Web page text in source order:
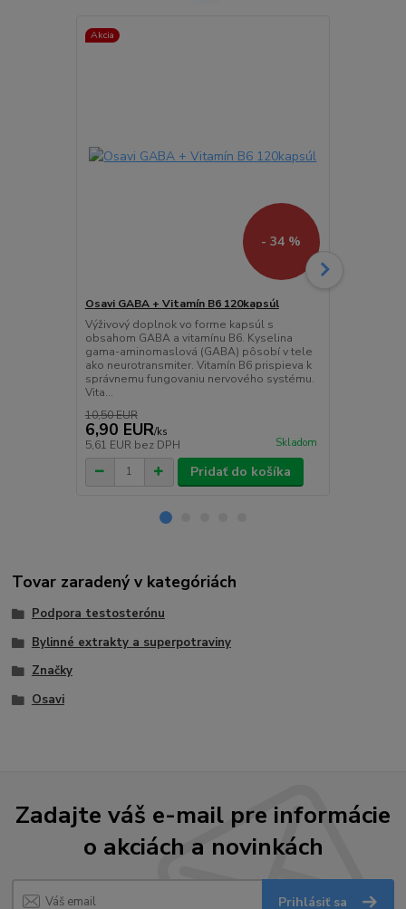
Akcia
- 34 %
Osavi GABA + Vitamín B6 120kapsúl
Výživový doplnok vo forme kapsúl s
obsahom GABA a vitamínu B6. Kyselina
gama-aminomaslová (GABA) pôsobí v tele
ako neurotransmiter. Vitamín B6 prispieva k
správnemu fungovaniu nervového systému.
Vita...
10,50 EUR
6,90 EUR/ks
5,61 EUR bez DPH Skladom
Pridať do košíka
Tovar zaradený v kategóriách
Podpora testosterónu
Bylinné extrakty a superpotraviny
Značky
Osavi
Zadajte váš e-mail pre informácie
o akciách a novinkách
Prihlásiť sa